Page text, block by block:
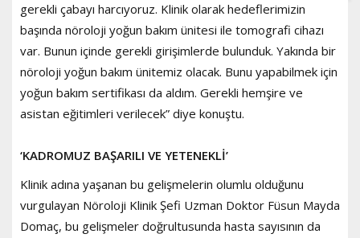
gerekli çabayı harcıyoruz. Klinik olarak hedeflerimizin
başında nöroloji yoğun bakım ünitesi ile tomografi cihazı
var. Bunun içinde gerekli girişimlerde bulunduk. Yakında bir
nöroloji yoğun bakım ünitemiz olacak. Bunu yapabilmek için
yoğun bakım sertifikası da aldım. Gerekli hemşire ve
asistan eğitimleri verilecek” diye konuştu.
‘KADROMUZ BAŞARILI VE YETENEKLİ’
Klinik adına yaşanan bu gelişmelerin olumlu olduğunu
vurgulayan Nöroloji Klinik Şefi Uzman Doktor Füsun Mayda
Domaç, bu gelişmeler doğrultusunda hasta sayısının da